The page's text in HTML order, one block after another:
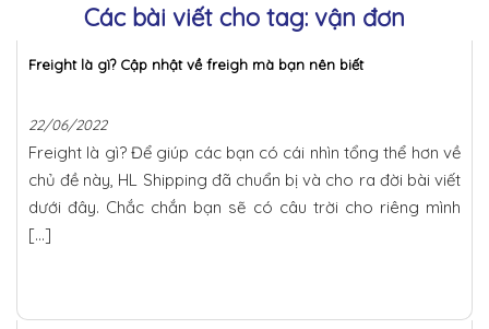
Các bài viết cho tag: vận đơn
Freight là gì? Cập nhật về freigh mà bạn nên biết
22/06/2022
Freight là gì? Để giúp các bạn có cái nhìn tổng thể hơn về
chủ đề này, HL Shipping đã chuẩn bị và cho ra đời bài viết
dưới đây. Chắc chắn bạn sẽ có câu trời cho riêng mình
[…]